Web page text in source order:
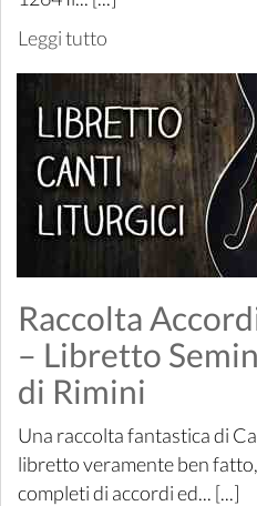
Leggi tutto
Raccolta
– Libretto
di Rimini
Una raccolta fantastica di
libretto veramente ben
completi di accordi ed... [...]